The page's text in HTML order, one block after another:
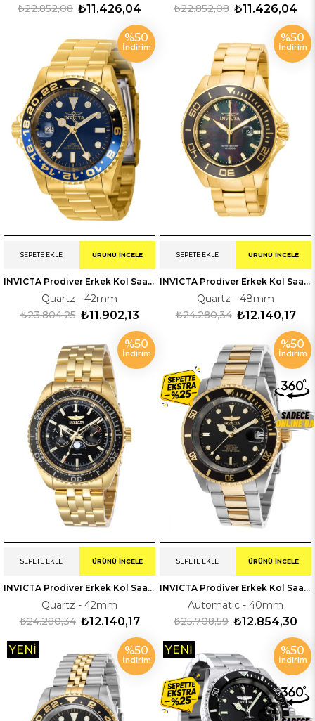
₺11.426,04
₺22.852,08 ₺11.426,04
₺22.852,08
INVICTA Prodiver Erkek Kol Saati 243964
Quartz - 42mm
₺11.902,13
₺23.804,25
SEPETE EKLE ÜRÜNÜ İNCELE
%50
İndirim
INVICTA Prodiver Erkek Kol Saati 223072
Quartz - 48mm
₺12.140,17
₺24.280,34
SEPETE EKLE ÜRÜNÜ İNCELE
%50
İndirim
INVICTA Prodiver Erkek Kol Saati 233561
Quartz - 42mm
₺12.140,17
₺24.280,34
SEPETE EKLE ÜRÜNÜ İNCELE
%50
İndirim
INVICTA Prodiver Erkek Kol Saati 38927OB
Automatic - 40mm
₺12.854,30
₺25.708,59
SEPETE EKLE ÜRÜNÜ İNCELE
%50
İndirim
%50
İndirim
YENI
%50
İndirim
YENI
ÜRÜN